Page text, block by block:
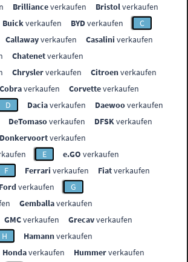
Brillianceverkaufen Bristolverkaufen
Buickverkaufen BYDverkaufen
C
Callawayverkaufen Casalini verkaufen
Chatenetverkaufen
Chryslerverkaufen Citroenverkaufen
Cobraverkaufen Corvetteverkaufen
D Daciaverkaufen Daewooverkaufen
DeTomasoverkaufen DFSKverkaufen
Donkervoortverkaufen
E e.GO verkaufen
F Ferrari verkaufen Fiatverkaufen
Fordverkaufen
G
Gemballaverkaufen
GMCverkaufen Grecavverkaufen
H Hamannverkaufen
Hondaverkaufen Hummerverkaufen